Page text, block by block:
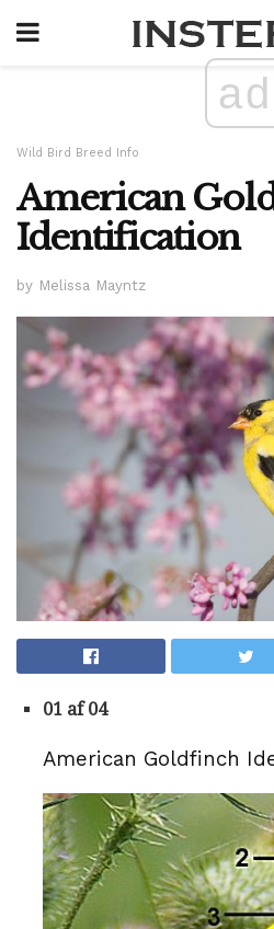
ad
Wild Bird Breed Info
American
Identification
by Melissa Mayntz
01 af 04
American Goldfinch